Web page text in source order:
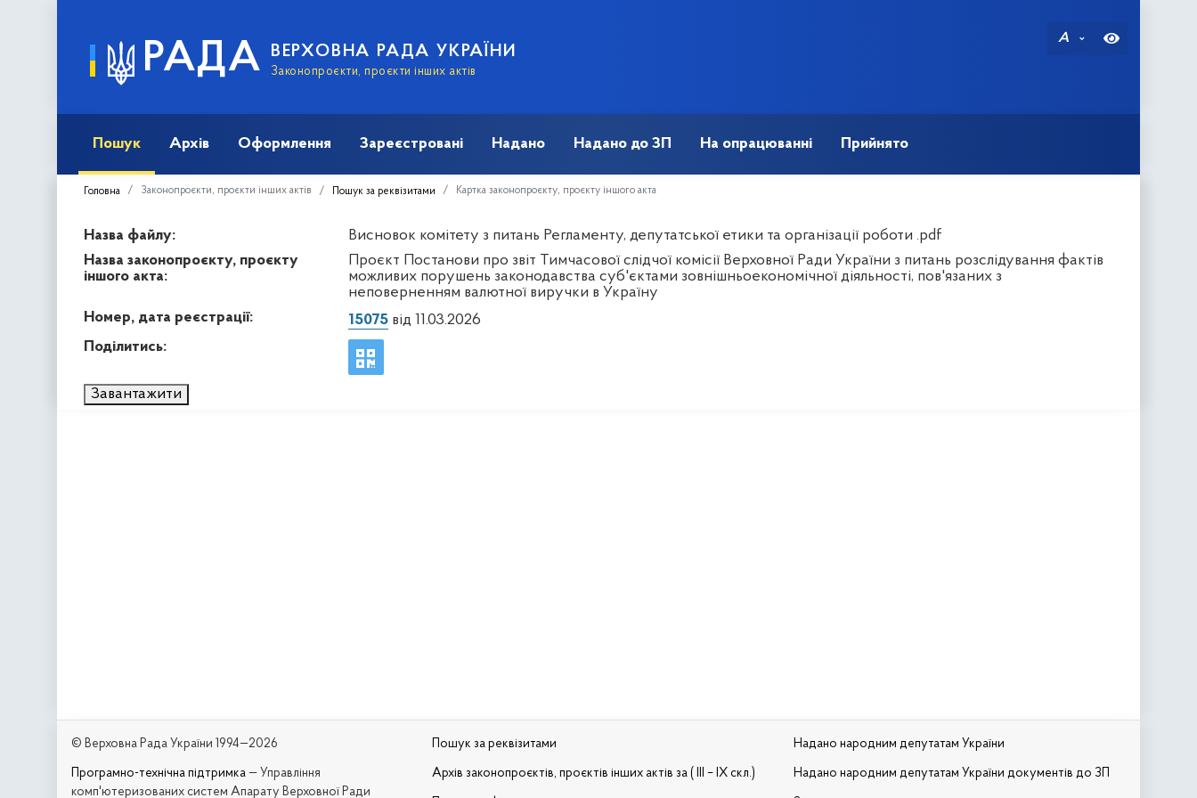
РАДА ВЕРХОВНА РАДА УКРАЇНИ
Законопроєкти, проєкти інших актів
A
Пошук Архів Оформлення Зареєстровані Надано Надано до ЗП На опрацюванні Прийнято
Головна Законопроєкти, проєкти інших актів Пошук за реквізитами Картка законопроєкту, проєкту іншого акта
Назва файлу:
Висновок комітету з питань Регламенту, депутатської етики та організації роботи .pdf
Назва законопроєкту, проєкту
іншого акта:
Проєкт Постанови про звіт Тимчасової слідчої комісії Верховної Ради України з питань розслідування фактів
можливих порушень законодавства суб'єктами зовнішньоекономічної діяльності, пов'язаних з
неповерненням валютної виручки в Україну
Номер, дата реєстрації:
15075від 11.03.2026
Поділитись:
Завантажити
© Верховна Рада України 1994—2026
Програмно-технічна підтримка — Управління
комп'ютеризованих систем Апарату Верховної Ради
Пошук за реквізитами
Архів законопроєктів, проєктів інших актів за ( III – IX скл.)
Надано народним депутатам України
Надано народним депутатам України документів до ЗП